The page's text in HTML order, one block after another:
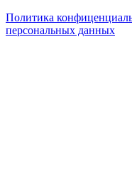
Политика
персональных данных